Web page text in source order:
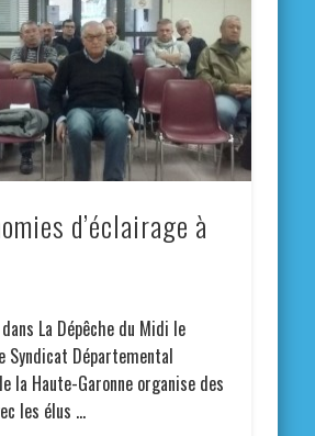
d’éclairage à
La Dépêche du Midi le
Syndicat Départemental
la Haute-Garonne organise des
les élus …